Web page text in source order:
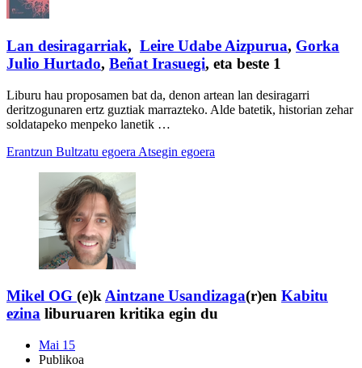
Lan desiragarriak, Leire Udabe Aizpurua, Gorka
Julio Hurtado, Beñat Irasuegi, eta beste 1
Liburu hau proposamen bat da, denon artean lan desiragarri
deritzogunaren ertz guztiak marrazteko. Alde batetik, historian zehar
soldatapeko menpeko lanetik …
Erantzun Bultzatu egoera Atsegin egoera
Mikel OG (e)kAintzane Usandizaga(r)en Kabitu
ezina liburuaren kritika egin du
Mai 15
Publikoa